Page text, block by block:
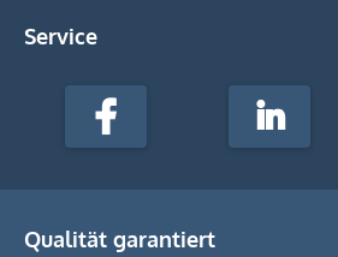
Service
stempel-
Media
Facebook LinkedIn
Qualität garantiert